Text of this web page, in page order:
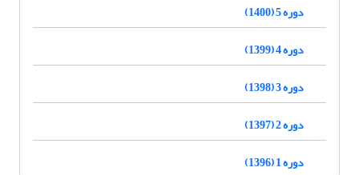
دوره 5 (1400)
دوره 4 (1399)
دوره 3 (1398)
دوره 2 (1397)
دوره 1 (1396)